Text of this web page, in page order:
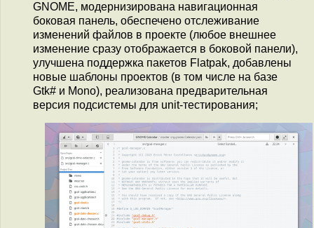
GNOME, модернизирована навигационная
боковая панель, обеспечено отслеживание
изменений файлов в проекте (любое внешнее
изменение сразу отображается в боковой панели),
улучшена поддержка пакетов Flatpak, добавлены
новые шаблоны проектов (в том числе на базе
Gtk# и Mono), реализована предварительная
версия подсистемы для unit-тестирования;